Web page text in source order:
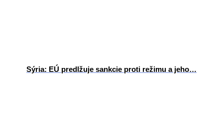
Sýria: EÚ predlžuje sankcie proti režimu a jeho…